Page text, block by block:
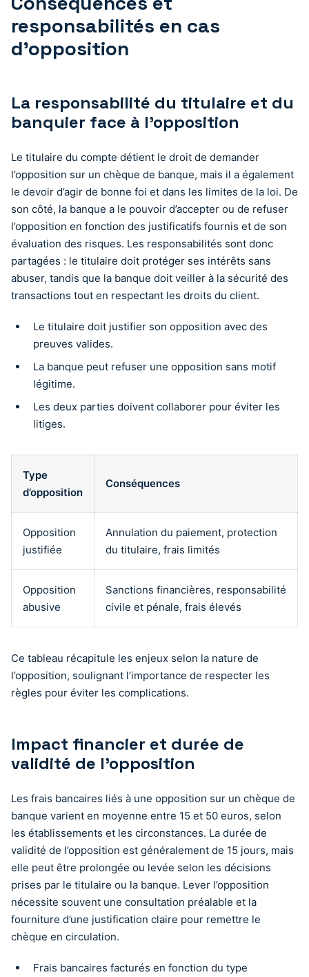
responsabilités en cas
d’opposition
La responsabilité du titulaire et du
banquier face à l’opposition
Le titulaire du compte détient le droit de demander
l’opposition sur un chèque de banque, mais il a également
le devoir d’agir de bonne foi et dans les limites de la loi. De
son côté, la banque a le pouvoir d’accepter ou de refuser
l’opposition en fonction des justificatifs fournis et de son
évaluation des risques. Les responsabilités sont donc
partagées : le titulaire doit protéger ses intérêts sans
abuser, tandis que la banque doit veiller à la sécurité des
transactions tout en respectant les droits du client.
Le titulaire doit justifier son opposition avec des
preuves valides.
La banque peut refuser une opposition sans motif
légitime.
Les deux parties doivent collaborer pour éviter les
litiges.
Type
d’opposition
Conséquences
Opposition
justifiée
Annulation du paiement, protection
du titulaire, frais limités
Opposition
abusive
Sanctions financières, responsabilité
civile et pénale, frais élevés
Ce tableau récapitule les enjeux selon la nature de
l’opposition, soulignant l’importance de respecter les
règles pour éviter les complications.
Impact financier et durée de
validité de l’opposition
Les frais bancaires liés à une opposition sur un chèque de
banque varient en moyenne entre 15 et 50 euros, selon
les établissements et les circonstances. La durée de
validité de l’opposition est généralement de 15 jours, mais
elle peut être prolongée ou levée selon les décisions
prises par le titulaire ou la banque. Lever l’opposition
nécessite souvent une consultation préalable et la
fourniture d’une justification claire pour remettre le
chèque en circulation.
Frais bancaires facturés en fonction du type